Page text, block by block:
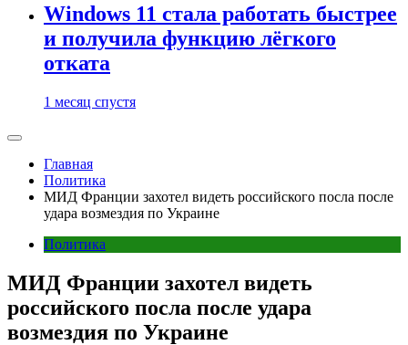
Windows 11 стала работать быстрее
и получила функцию лёгкого
отката
1 месяц спустя
Главная
Политика
МИД Франции захотел видеть российского посла после
удара возмездия по Украине
Политика
МИД Франции захотел видеть
российского посла после удара
возмездия по Украине